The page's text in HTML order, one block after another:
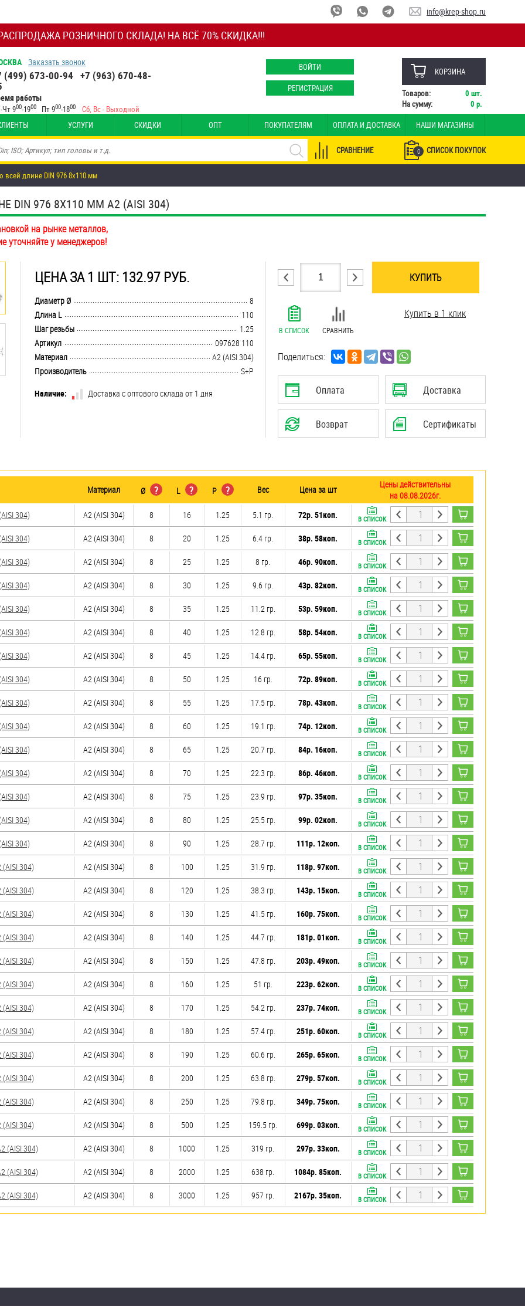
РОЗНИЧНОГО СКЛАДА! НА ВСЁ 70% СКИДКА!!!
info@krep-shop.ru
Заказать звонок
(499) 673-00-94 +7 (963) 670-48-
работы
Чт 900-1900 Пт 900-1800 Сб, Вс - Выходной
ВОЙТИ
РЕГИСТРАЦИЯ
КОРЗИНА
Товаров: 0 шт.
На сумму:
0 р.
УСЛУГИ СКИДКИ ОПТ ПОКУПАТЕЛЯМ ОПЛАТА И ДОСТАВКА НАШИ МАГАЗИНЫ
0 СПИСОК ПОКУПОК
СРАВНЕНИЕ
длине DIN 976 8х110 мм
976 8Х110 ММ А2 (AISI 304)
на рынке металлов,
уточняйте у менеджеров!
ЦЕНА ЗА 1 ШТ: 132.97 РУБ.
........................................................................................................................................................................................................
Диаметр Ø
8
........................................................................................................................................................................................................
Длина L
110
........................................................................................................................................................................................................
Шаг резьбы
1.25
........................................................................................................................................................................................................
Артикул
097628 110
........................................................................................................................................................................................................
Материал
А2 (AISI 304)
........................................................................................................................................................................................................
Производитель
S+P
Наличие:
Доставка с оптового склада от 1 дня
КУПИТЬ
В СПИСОК СРАВНИТЬ
Купить в 1 клик
Поделиться:
Оплата Доставка
Возврат Сертификаты
Материал Ø ? L ? P ? Вес Цена за шт
Цены действительны
на 08.08.2026г.
304)
А2 (AISI 304) 8 16 1.25 5.1 гр. 72р. 51коп. В СПИСОК
304) А2 (AISI 304) 8 20 1.25 6.4 гр. 38р. 58коп. В СПИСОК
304) А2 (AISI 304) 8 25 1.25 8 гр. 46р. 90коп. В СПИСОК
304) А2 (AISI 304) 8 30 1.25 9.6 гр. 43р. 82коп. В СПИСОК
304) А2 (AISI 304) 8 35 1.25 11.2 гр. 53р. 59коп. В СПИСОК
304) А2 (AISI 304) 8 40 1.25 12.8 гр. 58р. 54коп. В СПИСОК
304) А2 (AISI 304) 8 45 1.25 14.4 гр. 65р. 55коп. В СПИСОК
304) А2 (AISI 304) 8 50 1.25 16 гр. 72р. 89коп. В СПИСОК
304) А2 (AISI 304) 8 55 1.25 17.5 гр. 78р. 43коп. В СПИСОК
304) А2 (AISI 304) 8 60 1.25 19.1 гр. 74р. 12коп. В СПИСОК
304) А2 (AISI 304) 8 65 1.25 20.7 гр. 84р. 16коп. В СПИСОК
304) А2 (AISI 304) 8 70 1.25 22.3 гр. 86р. 46коп. В СПИСОК
304) А2 (AISI 304) 8 75 1.25 23.9 гр. 97р. 35коп. В СПИСОК
304) А2 (AISI 304) 8 80 1.25 25.5 гр. 99р. 02коп. В СПИСОК
304) А2 (AISI 304) 8 90 1.25 28.7 гр. 111р. 12коп. В СПИСОК
304) А2 (AISI 304) 8 100 1.25 31.9 гр. 118р. 97коп. В СПИСОК
304) А2 (AISI 304) 8 120 1.25 38.3 гр. 143р. 15коп. В СПИСОК
304) А2 (AISI 304) 8 130 1.25 41.5 гр. 160р. 75коп. В СПИСОК
304) А2 (AISI 304) 8 140 1.25 44.7 гр. 181р. 01коп. В СПИСОК
304) А2 (AISI 304) 8 150 1.25 47.8 гр. 203р. 49коп. В СПИСОК
304) А2 (AISI 304) 8 160 1.25 51 гр. 223р. 62коп. В СПИСОК
304) А2 (AISI 304) 8 170 1.25 54.2 гр. 237р. 74коп. В СПИСОК
304) А2 (AISI 304) 8 180 1.25 57.4 гр. 251р. 60коп. В СПИСОК
304) А2 (AISI 304) 8 190 1.25 60.6 гр. 265р. 65коп. В СПИСОК
304) А2 (AISI 304) 8 200 1.25 63.8 гр. 279р. 57коп. В СПИСОК
304) А2 (AISI 304) 8 250 1.25 79.8 гр. 349р. 75коп. В СПИСОК
304) А2 (AISI 304) 8 500 1.25 159.5 гр. 699р. 03коп. В СПИСОК
(AISI 304) А2 (AISI 304) 8 1000 1.25 319 гр. 297р. 33коп. В СПИСОК
(AISI 304) А2 (AISI 304) 8 2000 1.25 638 гр. 1084р. 85коп. В СПИСОК
(AISI 304) А2 (AISI 304) 8 3000 1.25 957 гр. 2167р. 35коп. В СПИСОК